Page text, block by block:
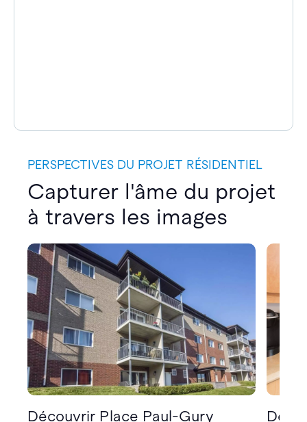
PERSPECTIVES DU PROJET RÉSIDENTIEL
Capturer l'âme du projet
à travers les images
Découvrir Place Paul-Gury